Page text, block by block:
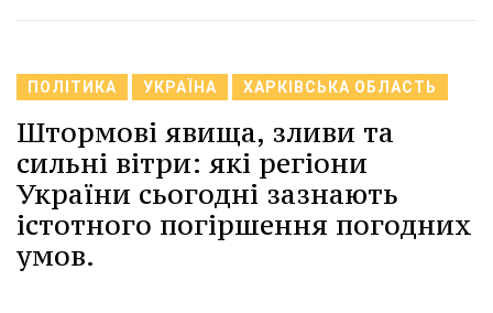
ПОЛІТИКА УКРАЇНА ХАРКІВСЬКА ОБЛАСТЬ
Штормові явища, зливи та
сильні вітри: які регіони
України сьогодні зазнають
істотного погіршення погодних
умов.